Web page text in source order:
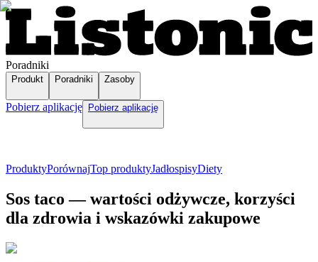
Poradniki
Produkt Poradniki Zasoby
Pobierz aplikację Pobierz aplikację
ProduktyPorównajTop produktyJadłospisyDiety
Sos taco — wartości odżywcze, korzyści
dla zdrowia i wskazówki zakupowe